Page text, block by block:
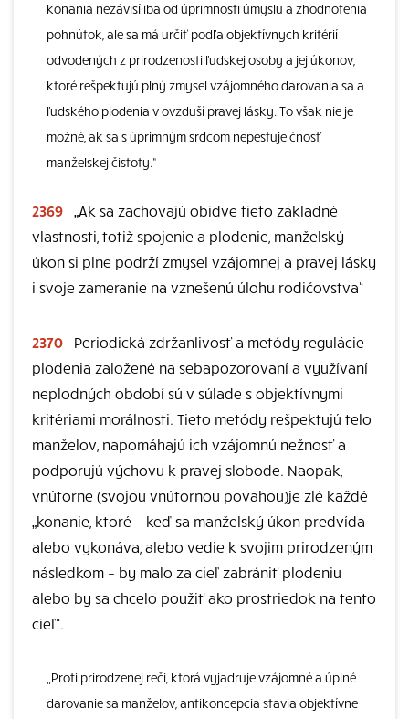
konania nezávisí iba od úprimnosti úmyslu a zhodnotenia
pohnútok, ale sa má určiť podľa objektívnych kritérií
odvodených z prirodzenosti ľudskej osoby a jej úkonov,
ktoré rešpektujú plný zmysel vzájomného darovania sa a
ľudského plodenia v ovzduší pravej lásky. To však nie je
možné, ak sa s úprimným srdcom nepestuje čnosť
manželskej čistoty.“
2369 „Ak sa zachovajú obidve tieto základné
vlastnosti, totiž spojenie a plodenie, manželský
úkon si plne podrží zmysel vzájomnej a pravej lásky
i svoje zameranie na vznešenú úlohu rodičovstva“
2370
Periodická zdržanlivosť a metódy regulácie
plodenia založené na sebapozorovaní a využívaní
neplodných období sú v súlade s objektívnymi
kritériami morálnosti. Tieto metódy rešpektujú telo
manželov, napomáhajú ich vzájomnú nežnosť a
podporujú výchovu k pravej slobode. Naopak,
vnútorne (svojou vnútornou povahou)je zlé každé
„konanie, ktoré – keď sa manželský úkon predvída
alebo vykonáva, alebo vedie k svojim prirodzeným
následkom – by malo za cieľ zabrániť plodeniu
alebo by sa chcelo použiť ako prostriedok na tento
cieľ“.
„Proti prirodzenej reči, ktorá vyjadruje vzájomné a úplné
darovanie sa manželov, antikoncepcia stavia objektívne